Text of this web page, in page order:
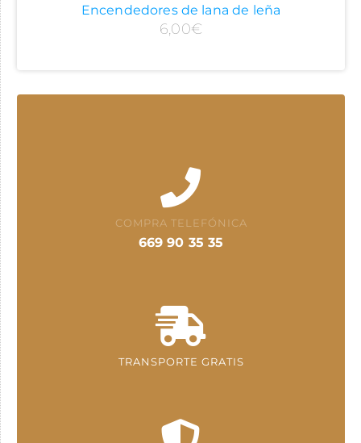
Encendedores de lana de leña
6,00€
COMPRA TELEFÓNICA
669 90 35 35
TRANSPORTE GRATIS